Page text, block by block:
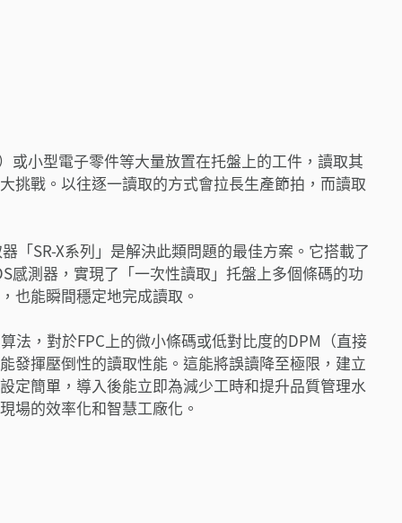
或小型電子零件等大量放置在托盤上的工件，讀取其
挑戰。以往逐一讀取的方式會拉長生產節拍，而讀取
「SR-X系列」是解決此類問題的最佳方案。它搭載了
感測器，實現了「一次性讀取」托盤上多個條碼的功
也能瞬間穩定地完成讀取。
法，對於FPC上的微小條碼或低對比度的DPM（直接
發揮壓倒性的讀取性能。這能將誤讀降至極限，建立
定簡單，導入後能立即為減少工時和提升品質管理水
場的效率化和智慧工廠化。